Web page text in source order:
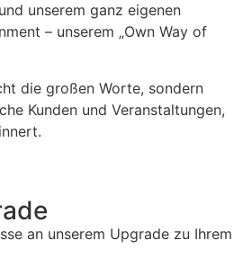
unserem ganz eigenen
– unserem „Own Way of
die großen Worte, sondern
Kunden und Veranstaltungen,
an unserem Upgrade zu Ihrem